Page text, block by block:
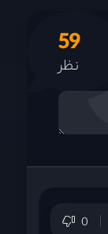
59
نظر
0